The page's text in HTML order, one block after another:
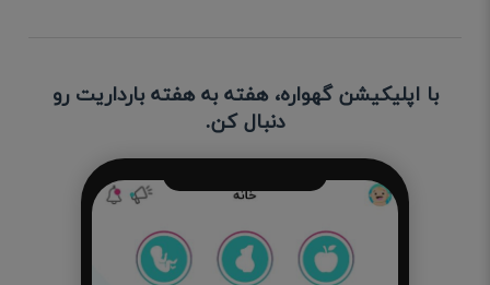
با اپلیکیشن گهواره، هفته به هفته بارداریت رو
دنبال کن.